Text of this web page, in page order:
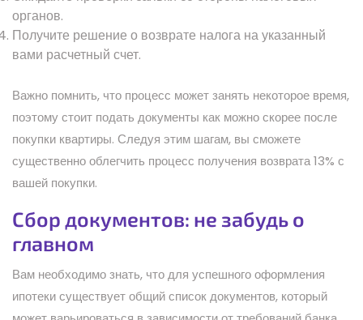
органов.
Получите решение о возврате налога на указанный
вами расчетный счет.
Важно помнить, что процесс может занять некоторое время,
поэтому стоит подать документы как можно скорее после
покупки квартиры. Следуя этим шагам, вы сможете
существенно облегчить процесс получения возврата 13% с
вашей покупки.
Сбор документов: не забудь о
главном
Вам необходимо знать, что для успешного оформления
ипотеки существует общий список документов, который